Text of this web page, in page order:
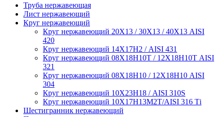
Труба нержавеющая
Лист нержавеющий
Круг нержавеющий
Круг нержавеющий 20Х13 / 30Х13 / 40Х13 AISI
420
Круг нержавеющий 14Х17Н2 / AISI 431
Круг нержавеющий 08Х18Н10Т / 12Х18Н10Т AISI
321
Круг нержавеющий 08Х18Н10 / 12Х18Н10 AISI
304
Круг нержавеющий 10Х23Н18 / AISI 310S
Круг нержавеющий 10Х17Н13М2Т/AISI 316 Тi
Шестигранник нержавеющий